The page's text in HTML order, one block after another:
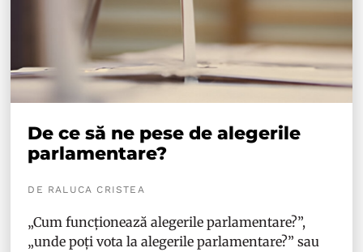
De ce să ne pese de alegerile
parlamentare?
DE RALUCA CRISTEA
„Cum funcționează alegerile parlamentare?”,
„unde poți vota la alegerile parlamentare?” sau